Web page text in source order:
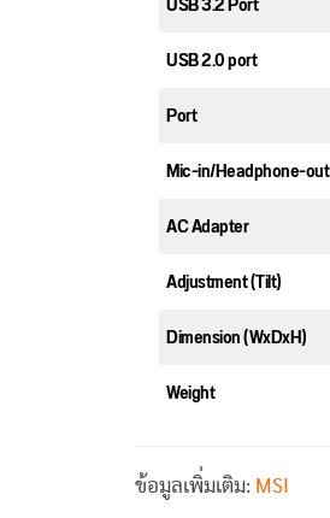
USB 2.0 port
Port
Mic-in/Headphone-out
AC Adapter
Adjustment (Tilt)
Dimension (WxDxH)
Weight
ข้อมูลเพิ่มเติม: MSI